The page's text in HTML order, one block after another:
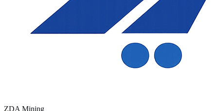
ZDA Mining